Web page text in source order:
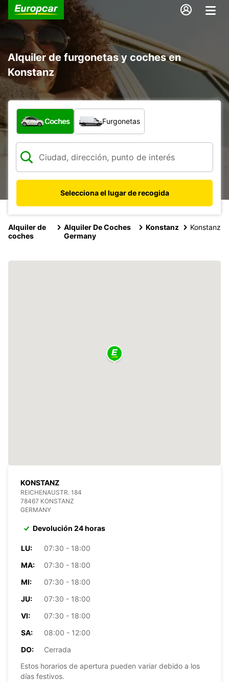
Alquiler de furgonetas y coches en
Konstanz
¿Qué tipo de vehículo?
Coches Furgonetas
Selecciona el lugar de recogida
Alquiler de
coches
Alquiler De Coches
Germany
Konstanz Konstanz
KONSTANZ
REICHENAUSTR. 184
78467 KONSTANZ
GERMANY
Devolución 24 horas
LU:
07:30 - 18:00
MA:
07:30 - 18:00
MI:
07:30 - 18:00
JU:
07:30 - 18:00
VI:
07:30 - 18:00
SA:
08:00 - 12:00
DO:
Cerrada
Estos horarios de apertura pueden variar debido a los
días festivos.